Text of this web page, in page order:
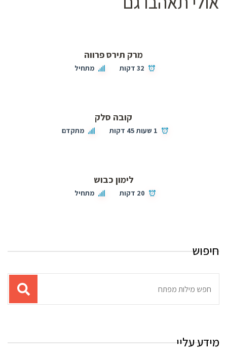
מרק תירס פרווה
32 דקות מתחיל
קובה סלק
1 שעות 45 דקות מתקדם
לימון כבוש
20 דקות מתחיל
חיפוש
עבור
מידע עליי